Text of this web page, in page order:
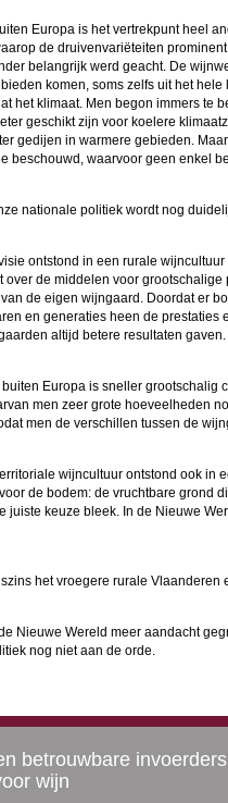
Europa is het vertrekpunt heel
de druivenvariëteiten
belangrijk werd geacht. De
komen, soms zelfs uit het
het klimaat. Men begon immers te
geschikt zijn voor koelere
gedijen in warmere gebieden.
beschouwd, waarvoor geen enkel
nationale politiek wordt nog
ontstond in een rurale
over de middelen voor
de eigen wijngaard. Doordat er
en generaties heen de prestaties
altijd betere resultaten
Europa is sneller grootschalig
men zeer grote hoeveelheden
men de verschillen tussen de
wijncultuur ontstond ook in
de bodem: de vruchtbare grond
juiste keuze bleek. In de Nieuwe
het vroegere rurale Vlaanderen
Nieuwe Wereld meer aandacht
nog niet aan de orde.
betrouwbare
wijn